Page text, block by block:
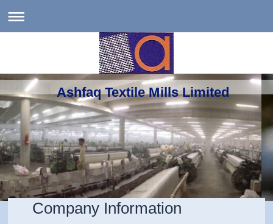
Ashfaq Textile Mills Limited
Company Information